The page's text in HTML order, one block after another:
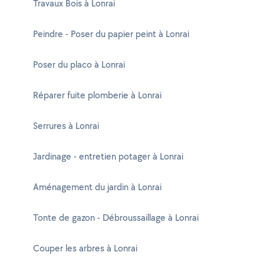
Travaux Bois à Lonrai
Peindre - Poser du papier peint à Lonrai
Poser du placo à Lonrai
Réparer fuite plomberie à Lonrai
Serrures à Lonrai
Jardinage - entretien potager à Lonrai
Aménagement du jardin à Lonrai
Tonte de gazon - Débroussaillage à Lonrai
Couper les arbres à Lonrai